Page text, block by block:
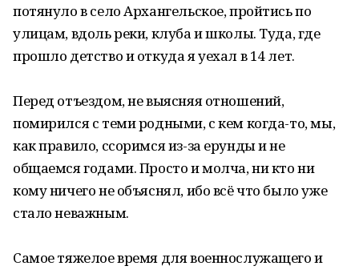
потянуло в село Архангельское, пройтись по
улицам, вдоль реки, клуба и школы. Туда, где
прошло детство и откуда я уехал в 14 лет.
Перед отъездом, не выясняя отношений,
помирился с теми родными, с кем когда-то, мы,
как правило, ссоримся из-за ерунды и не
общаемся годами. Просто и молча, ни кто ни
кому ничего не объяснял, ибо всё что было уже
стало неважным.
Самое тяжелое время для военнослужащего и